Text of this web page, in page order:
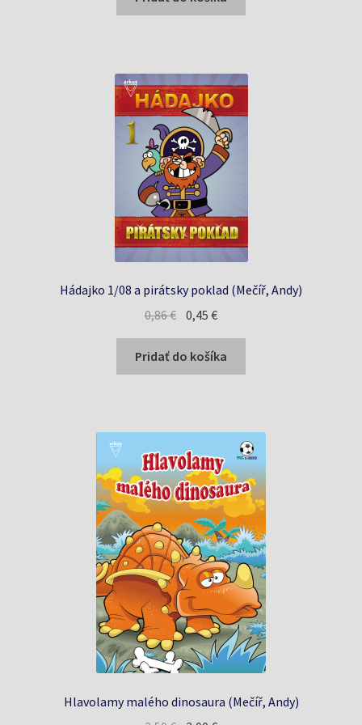
0,86 €. 0,45 €.
Hádajko 1/08 a pirátsky poklad (Mečíř, Andy)
0,86€ Pôvodná
cena
bola:
0,86 €.
0,45€Aktuálna
cena
je:
0,45 €.
Pridať do košíka
Hlavolamy malého dinosaura (Mečíř, Andy)